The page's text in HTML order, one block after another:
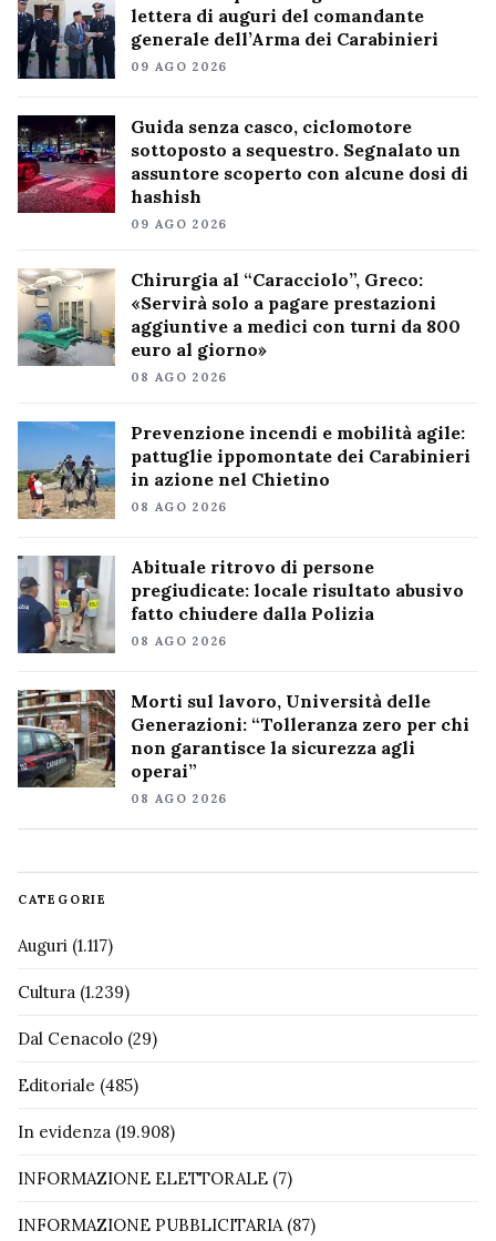
lettera di auguri del comandante
generale dell’Arma dei Carabinieri
09 AGO 2026
Guida senza casco, ciclomotore
sottoposto a sequestro. Segnalato un
assuntore scoperto con alcune dosi di
hashish
09 AGO 2026
Chirurgia al “Caracciolo”, Greco:
«Servirà solo a pagare prestazioni
aggiuntive a medici con turni da 800
euro al giorno»
08 AGO 2026
Prevenzione incendi e mobilità agile:
pattuglie ippomontate dei Carabinieri
in azione nel Chietino
08 AGO 2026
Abituale ritrovo di persone
pregiudicate: locale risultato abusivo
fatto chiudere dalla Polizia
08 AGO 2026
Morti sul lavoro, Università delle
Generazioni: “Tolleranza zero per chi
non garantisce la sicurezza agli
operai”
08 AGO 2026
CATEGORIE
Auguri (1.117)
Cultura (1.239)
Dal Cenacolo (29)
Editoriale (485)
In evidenza (19.908)
INFORMAZIONE ELETTORALE (7)
INFORMAZIONE PUBBLICITARIA(87)